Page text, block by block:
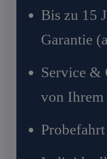
Bis zu 15
Garantie
Service &
von Ihrem